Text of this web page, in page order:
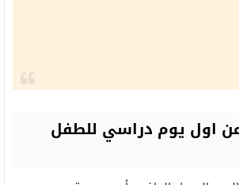
اول يوم دراسي للطفل